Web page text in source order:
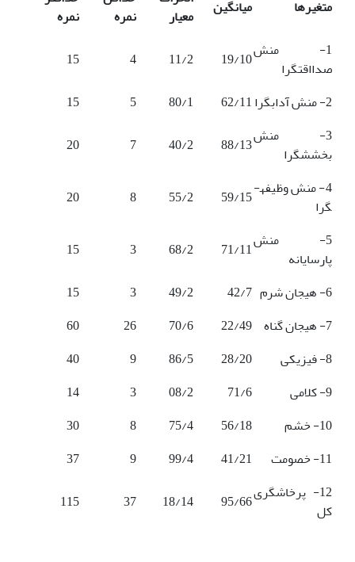
متغیرها
میانگین
معیار
نمره
نمره
1- منش
صدااقت­گرا
19/10
11/2
4
15
2- منش آداب­گرا
62/11
80/1
5
15
3- منش
بخشش­گرا
88/13
40/2
7
20
4- منش وظیفه­
گرا
59/15
55/2
8
20
5- منش
پارسایانه
71/11
68/2
3
15
6- هیجان شرم
42/7
49/2
3
15
7- هیجان گناه
22/49
70/6
26
60
8- فیزیکی
28/20
86/5
9
40
9- کلامی
71/6
08/2
3
14
10- خشم
56/18
75/4
8
30
11- خصومت
41/21
99/4
9
37
12- پرخاشگری
کل
95/66
18/14
37
115